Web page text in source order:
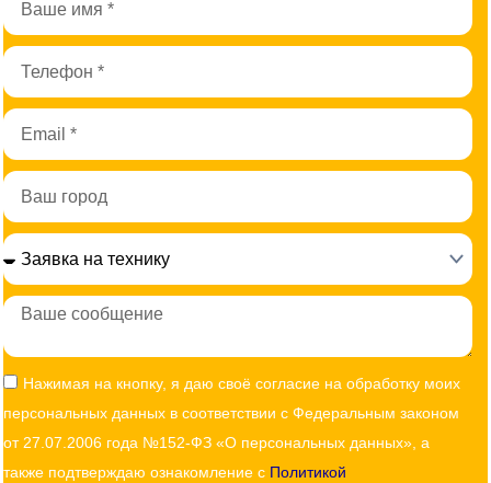
Телефон
Email
Город
Сообщение
Согласие
Нажимая на кнопку, я даю своё согласие на обработку моих
персональных данных в соответствии с Федеральным законом
от 27.07.2006 года №152-ФЗ «О персональных данных», а
также подтверждаю ознакомление с Политикой